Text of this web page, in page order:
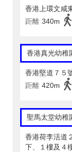
香港上環文咸
距離 340m
香港真光幼稚
香港堅道７５
距離 420m
聖馬太堂幼稚
香港荷李活道
下、１樓及４